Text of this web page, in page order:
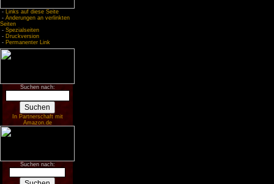
- Links auf diese Seite
- Änderungen an verlinkten
Seiten
- Spezialseiten
- Druckversion
- Permanenter Link
Suchen nach:
In Partnerschaft mit
Amazon.de
Suchen nach: